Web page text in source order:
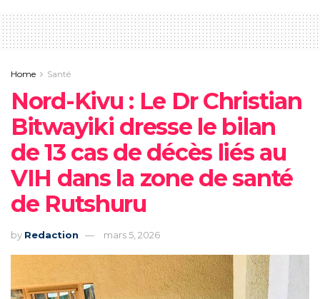
Home Santé
Nord-Kivu : Le Dr Christian
Bitwayiki dresse le bilan
de 13 cas de décès liés au
VIH dans la zone de santé
de Rutshuru
by Redaction mars 5, 2026